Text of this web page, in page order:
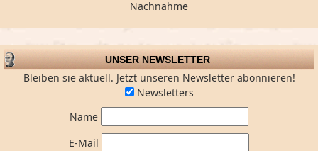
Nachnahme
UNSER NEWSLETTER
Bleiben sie aktuell. Jetzt unseren Newsletter abonnieren!
Newsletters
Name
E-Mail